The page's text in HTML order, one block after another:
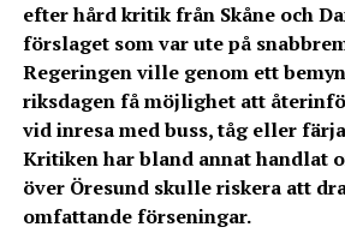
efter hård kritik från Skåne och
förslaget som var ute på
Regeringen ville genom ett
riksdagen få möjlighet att
vid inresa med buss, tåg eller
Kritiken har bland annat handlat
över Öresund skulle riskera att
omfattande förseningar.